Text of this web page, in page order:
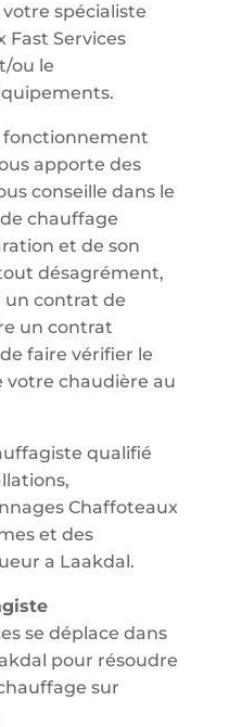
spécialiste
Services
ou le
fonctionnement
apporte des
conseille dans le
chauffage
et de son
désagrément,
un contrat de
un contrat
faire vérifier le
chaudière au
qualifié
Chaffoteaux
et des
a Laakdal.
se déplace dans
pour résoudre
sur